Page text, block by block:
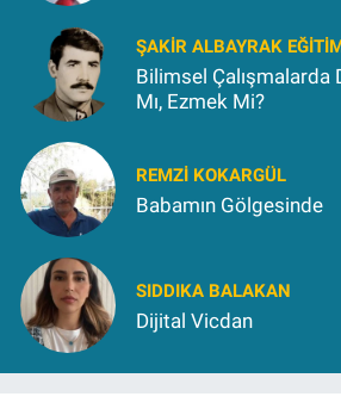
ŞAKIR ALBAYRAK
Bilimsel Çalışmalarda
Mı, Ezmek Mi?
REMZI KOKARGÜL
Babamın Gölgesinde
SIDDIKA BALAKAN
Dijital Vicdan